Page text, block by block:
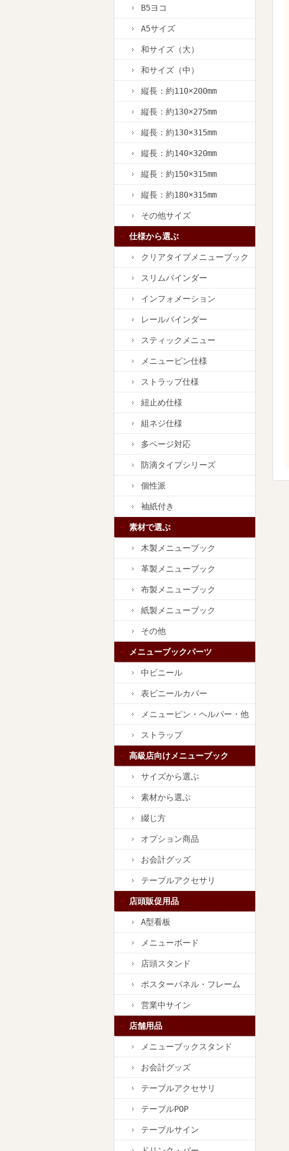
B5ヨコ
A5サイズ
和サイズ（大）
和サイズ（中）
縦長：約110×200mm
縦長：約130×275mm
縦長：約130×315mm
縦長：約140×320mm
縦長：約150×315mm
縦長：約180×315mm
その他サイズ
仕様から選ぶ
クリアタイプメニューブック
スリムバインダー
インフォメーション
レールバインダー
スティックメニュー
メニューピン仕様
ストラップ仕様
紐止め仕様
組ネジ仕様
多ページ対応
防滴タイプシリーズ
個性派
袖紙付き
素材で選ぶ
木製メニューブック
革製メニューブック
布製メニューブック
紙製メニューブック
その他
メニューブックパーツ
中ビニール
表ビニールカバー
メニューピン・ヘルパー・他
ストラップ
高級店向けメニューブック
サイズから選ぶ
素材から選ぶ
綴じ方
オプション商品
お会計グッズ
テーブルアクセサリ
店頭販促用品
A型看板
メニューボード
店頭スタンド
ポスターパネル・フレーム
営業中サイン
店舗用品
メニューブックスタンド
お会計グッズ
テーブルアクセサリ
テーブルPOP
テーブルサイン